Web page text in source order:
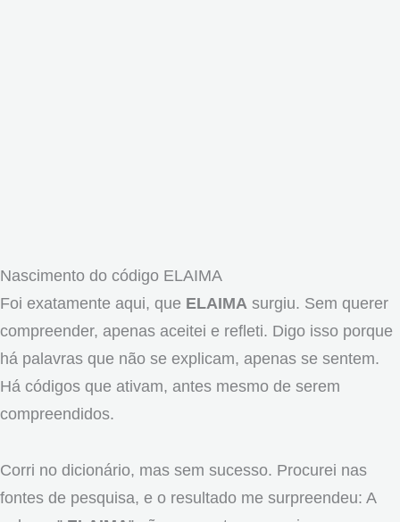
Nascimento do código ELAIMA
Foi exatamente aqui, que ELAIMA surgiu. Sem querer
compreender, apenas aceitei e refleti. Digo isso porque
há palavras que não se explicam, apenas se sentem.
Há códigos que ativam, antes mesmo de serem
compreendidos.
Corri no dicionário, mas sem sucesso. Procurei nas
fontes de pesquisa, e o resultado me surpreendeu: A